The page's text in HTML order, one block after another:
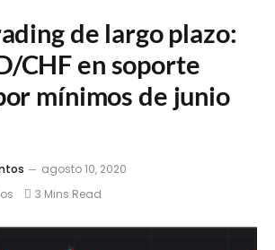
de largo plazo:
CHF en soporte
mínimos de junio
agosto 10, 2020
3 Mins Read